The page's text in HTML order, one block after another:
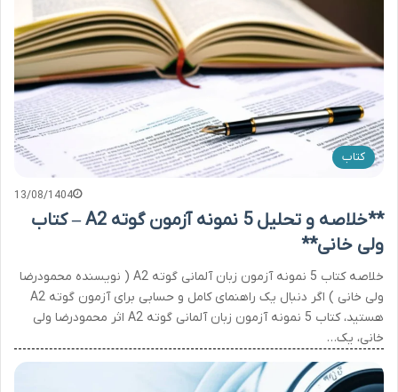
کتاب
13/08/1404
**خلاصه و تحلیل 5 نمونه آزمون گوته A2 – کتاب
ولی خانی**
خلاصه کتاب 5 نمونه آزمون زبان آلمانی گوته A2 ( نویسنده محمودرضا
ولی خانی ) اگر دنبال یک راهنمای کامل و حسابی برای آزمون گوته A2
هستید، کتاب 5 نمونه آزمون زبان آلمانی گوته A2 اثر محمودرضا ولی
خانی، یک…